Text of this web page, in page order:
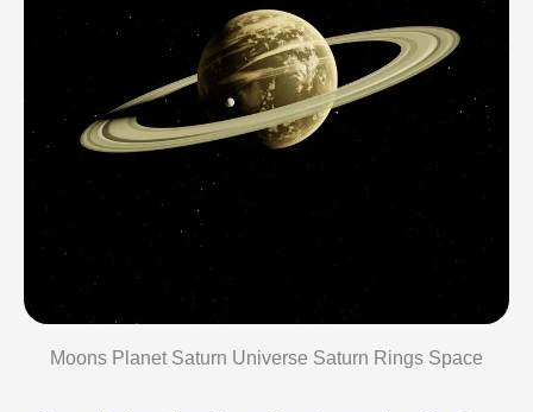
Moons Planet Saturn Universe Saturn Rings Space